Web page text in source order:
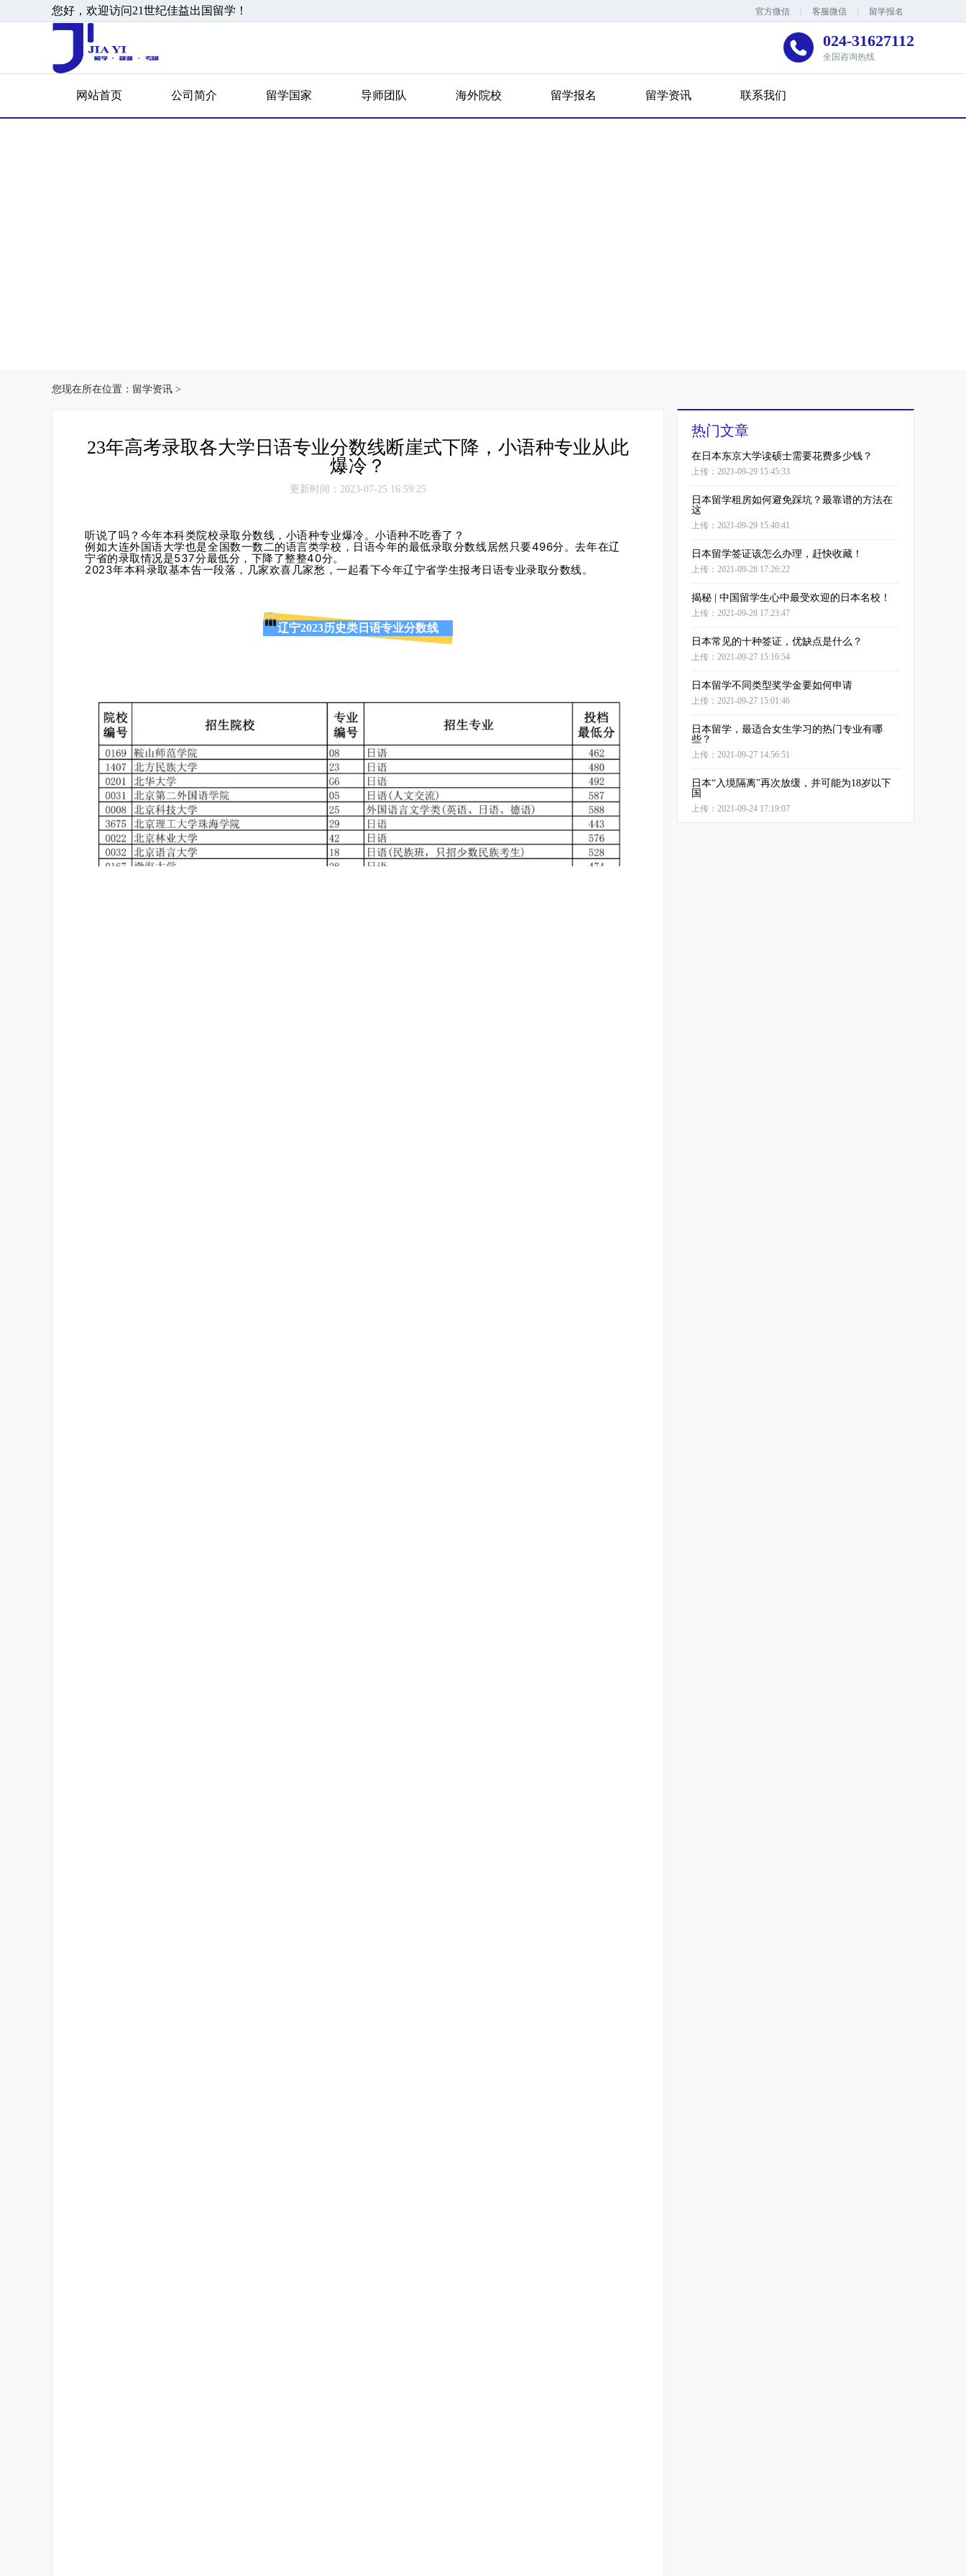
您好，欢迎访问21世纪佳益出国留学！ 官方微信 客服微信 留学报名
024-31627112
全国咨询热线
网站首页 公司简介 留学国家 导师团队 海外院校 留学报名 留学资讯 联系我们
您现在所在位置： 留学资讯 >
23年高考录取各大学日语专业分数线断崖式下降，小语种专业从此
爆冷？
更新时间：2023-07-25 16:59:25
听说了吗？今年本科类院校录取分数线，小语种专业爆冷。小语种不吃香了？
例如大连外国语大学也是全国数一数二的语言类学校，日语今年的最低录取分数线居然只要496分。去年在辽
宁省的录取情况是537分最低分，下降了整整40分。
2023年本科录取基本告一段落，几家欢喜几家愁，一起看下今年辽宁省学生报考日语专业录取分数线。
辽宁2023历史类日语专业分数线
热门文章
在日本东京大学读硕士需要花费多少钱？
上传：2021-09-29 15:45:33
日本留学租房如何避免踩坑？最靠谱的方法在
这
上传：2021-09-29 15:40:41
日本留学签证该怎么办理，赶快收藏！
上传：2021-09-28 17:26:22
揭秘 | 中国留学生心中最受欢迎的日本名校！
上传：2021-09-28 17:23:47
日本常见的十种签证，优缺点是什么？
上传：2021-09-27 15:16:54
日本留学不同类型奖学金要如何申请
上传：2021-09-27 15:01:46
日本留学，最适合女生学习的热门专业有哪
些？
上传：2021-09-27 14:56:51
日本“入境隔离”再次放缓，并可能为18岁以下
国
上传：2021-09-24 17:19:07